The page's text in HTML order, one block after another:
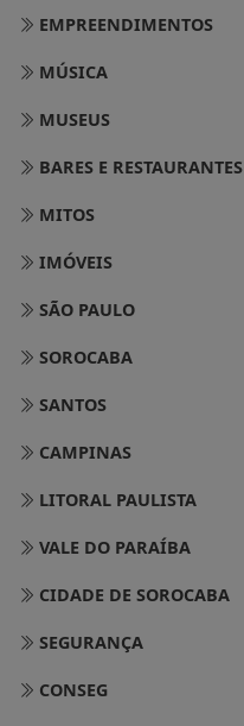
EMPREENDIMENTOS
MÚSICA
MUSEUS
BARES E RESTAURANTES
MITOS
IMÓVEIS
SÃO PAULO
SOROCABA
SANTOS
CAMPINAS
LITORAL PAULISTA
VALE DO PARAÍBA
CIDADE DE SOROCABA
SEGURANÇA
CONSEG